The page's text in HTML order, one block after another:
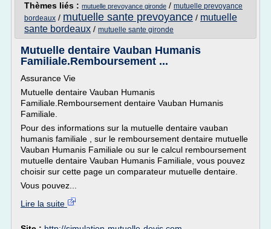
Thèmes liés : mutuelle prevoyance gironde / mutuelle prevoyance
bordeaux / mutuelle sante prevoyance / mutuelle
sante bordeaux / mutuelle sante gironde
Mutuelle dentaire Vauban Humanis
Familiale.Remboursement ...
Assurance Vie
Mutuelle dentaire Vauban Humanis
Familiale.Remboursement dentaire Vauban Humanis
Familiale.
Pour des informations sur la mutuelle dentaire vauban
humanis familiale , sur le remboursement dentaire mutuelle
Vauban Humanis Familiale ou sur le calcul remboursement
mutuelle dentaire Vauban Humanis Familiale, vous pouvez
choisir sur cette page un comparateur mutuelle dentaire.
Vous pouvez...
Lire la suite